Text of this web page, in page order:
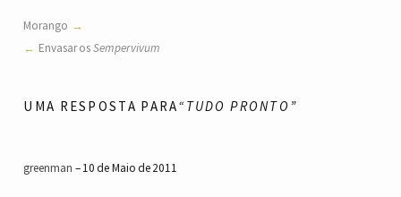
Morango
Envasar osSempervivum
UMA RESPOSTA PARA“TUDO PRONTO”
greenman 10 de Maio de 2011